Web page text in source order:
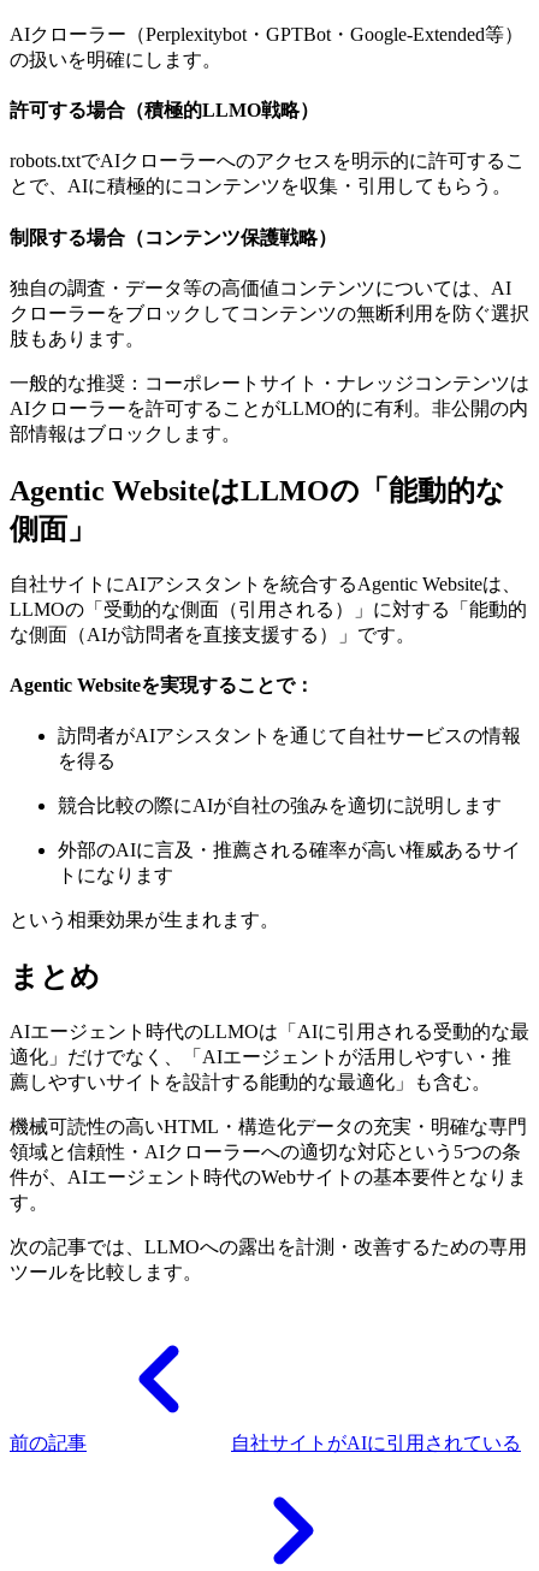
AIクローラー（Perplexitybot・GPTBot・Google-Extended等）
の扱いを明確にします。
許可する場合（積極的LLMO戦略）
robots.txtでAIクローラーへのアクセスを明示的に許可するこ
とで、AIに積極的にコンテンツを収集・引用してもらう。
制限する場合（コンテンツ保護戦略）
独自の調査・データ等の高価値コンテンツについては、AI
クローラーをブロックしてコンテンツの無断利用を防ぐ選択
肢もあります。
一般的な推奨：コーポレートサイト・ナレッジコンテンツは
AIクローラーを許可することがLLMO的に有利。非公開の内
部情報はブロックします。
Agentic WebsiteはLLMOの「能動的な
側面」
自社サイトにAIアシスタントを統合するAgentic Websiteは、
LLMOの「受動的な側面（引用される）」に対する「能動的
な側面（AIが訪問者を直接支援する）」です。
Agentic Websiteを実現することで：
訪問者がAIアシスタントを通じて自社サービスの情報
を得る
競合比較の際にAIが自社の強みを適切に説明します
外部のAIに言及・推薦される確率が高い権威あるサイ
トになります
という相乗効果が生まれます。
まとめ
AIエージェント時代のLLMOは「AIに引用される受動的な最
適化」だけでなく、「AIエージェントが活用しやすい・推
薦しやすいサイトを設計する能動的な最適化」も含む。
機械可読性の高いHTML・構造化データの充実・明確な専門
領域と信頼性・AIクローラーへの適切な対応という5つの条
件が、AIエージェント時代のWebサイトの基本要件となりま
す。
次の記事では、LLMOへの露出を計測・改善するための専用
ツールを比較します。
前の記事 自社サイトがAIに引用されている